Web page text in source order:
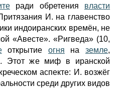
ради обретения власти
И. на главенство
индоиранских времён, не
«Авесте». «Ригведа» (10,
открытие огня наземле,
Этот же миф в иранской
аспекте: И. возжёг
среди других видов